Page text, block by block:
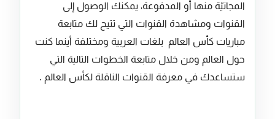
المجانيّة منها أو المدفوعة، يمكنك الوصول إلى
القنوات ومشاهدة القنوات التي تتيح لك متابعة
مباريات كأس العالم بلغات العربية ومختلفة أينما كنت
حول العالم ومن خلال متابعة الخطوات التالية التي
ستساعدك في معرفة القنوات الناقلة لكأس العالم .